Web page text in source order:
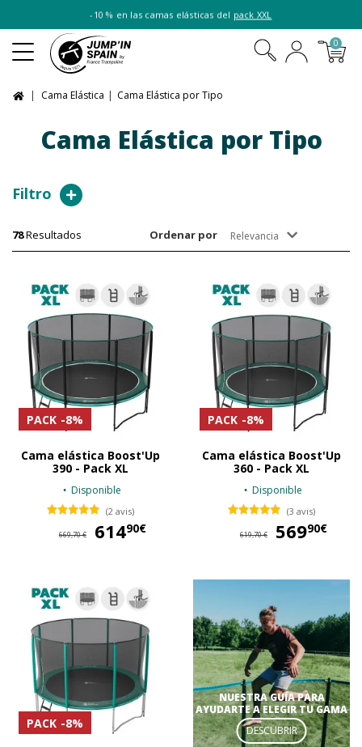
-10 % en las camas elásticas del pack XXL
0
Cama Elástica Cama Elástica por Tipo
Cama Elástica por Tipo
Filtro
78Resultados Ordenar por Relevancia
PACK -8%
Cama elástica Boost'Up
390 - Pack XL
Disponible
(2 avis)
669,70 € 61490€
PACK -8%
Cama elástica Boost'Up
360 - Pack XL
Disponible
(3 avis)
619,70 € 56990€
PACK -8%
NUESTRA GUÍA PARA
AYUDARTE A ELEGIR TU GAMA
DESCUBRIR